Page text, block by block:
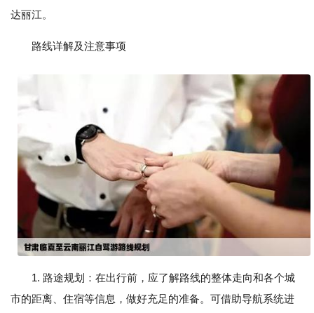
达丽江。
路线详解及注意事项
1. 路途规划：在出行前，应了解路线的整体走向和各个城
市的距离、住宿等信息，做好充足的准备。可借助导航系统进